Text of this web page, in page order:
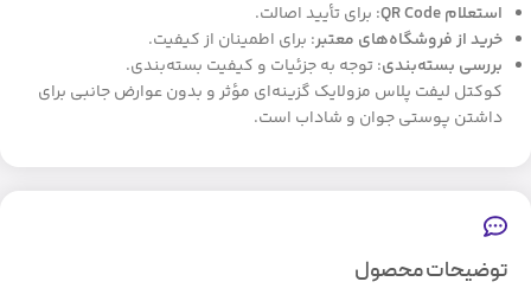
استعلام QR Code
: برای تأیید اصالت.
خرید از فروشگاه‌های معتبر: برای اطمینان از کیفیت.
بررسی بسته‌بندی: توجه به جزئیات و کیفیت بسته‌بندی.
کوکتل لیفت پلاس مزولایک گزینه‌ای مؤثر و بدون عوارض جانبی برای
داشتن پوستی جوان و شاداب است.
توضیحات محصول